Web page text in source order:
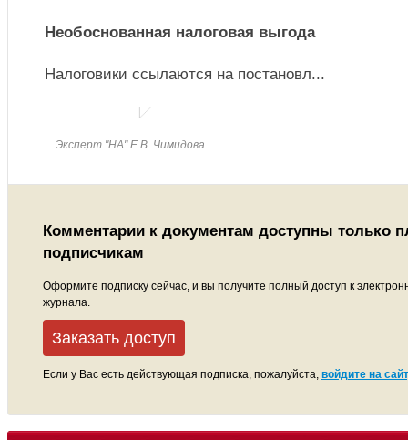
Необоснованная налоговая выгода
Налоговики ссылаются на постановл...
Эксперт "НА" Е.В. Чимидова
Комментарии к документам доступны только
подписчикам
Оформите подписку сейчас, и вы получите полный доступ к
журнала.
Заказать доступ
Если у Вас есть действующая подписка, пожалуйста, войдите на